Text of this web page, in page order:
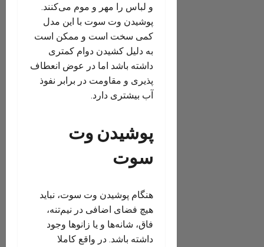
و لباس را مهر و موم می‌کنند.
پوشیدن وت سوت با این مدل
کمی سخت‌ است و ممکن است
به دلیل کشیدن دوام کمتری
داشته باشد اما در عوض انعطاف
پذیری و مقاومت در برابر نفوذ
آب بیشتری دارد.
پوشیدن وت
سوت
هنگام پوشیدن وت سوت، نباید
هیچ فضای اضافی در نیم‌تنه،
فاق، شانه‌ها و یا زانوها وجود
داشته باشد. در واقع کاملا